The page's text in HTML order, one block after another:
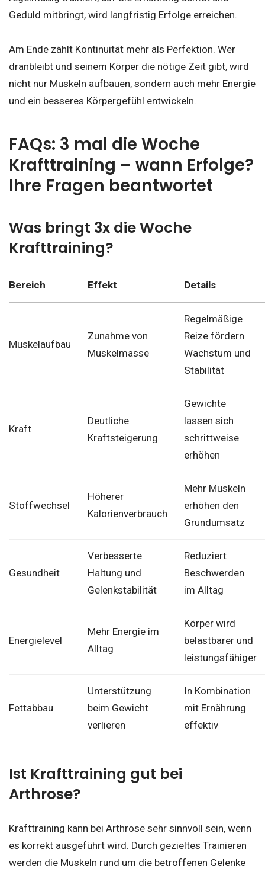
Geduld mitbringt, wird langfristig Erfolge erreichen.
Am Ende zählt Kontinuität mehr als Perfektion. Wer
dranbleibt und seinem Körper die nötige Zeit gibt, wird
nicht nur Muskeln aufbauen, sondern auch mehr Energie
und ein besseres Körpergefühl entwickeln.
FAQs: 3 mal die Woche
Krafttraining – wann Erfolge?
Ihre Fragen beantwortet
Was bringt 3x die Woche
Krafttraining?
Bereich Effekt Details
Muskelaufbau
Zunahme von
Muskelmasse
Regelmäßige
Reize fördern
Wachstum und
Stabilität
Kraft
Deutliche
Kraftsteigerung
Gewichte
lassen sich
schrittweise
erhöhen
Stoffwechsel
Höherer
Kalorienverbrauch
Mehr Muskeln
erhöhen den
Grundumsatz
Gesundheit
Verbesserte
Haltung und
Gelenkstabilität
Reduziert
Beschwerden
im Alltag
Energielevel
Mehr Energie im
Alltag
Körper wird
belastbarer und
leistungsfähiger
Fettabbau
Unterstützung
beim Gewicht
verlieren
In Kombination
mit Ernährung
effektiv
Ist Krafttraining gut bei
Arthrose?
Krafttraining kann bei Arthrose sehr sinnvoll sein, wenn
es korrekt ausgeführt wird. Durch gezieltes Trainieren
werden die Muskeln rund um die betroffenen Gelenke